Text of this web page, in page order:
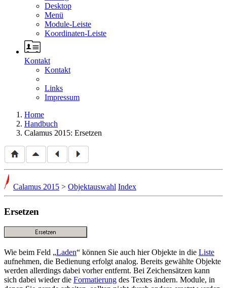
Desktop
Menü
Module-Leiste
Koordinaten-Leiste
Kontakt
Kontakt
Links
Impressum
Home
Handbuch
Calamus 2015: Ersetzen
Calamus 2015 > Objektauswahl Index
Ersetzen
Wie beim Feld Laden können Sie auch hier Objekte in die Liste
aufnehmen, die Bedienung erfolgt analog. Bereits gewählte Objekte
werden allerdings dabei vorher entfernt. Bei Zeichensätzen kann
sich dabei wieder die Formatierung des Textes ändern. Module, in